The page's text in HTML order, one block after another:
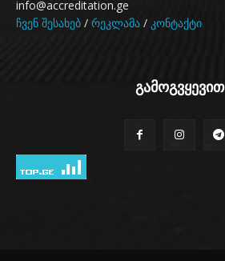
info@accreditation.ge
ჩვენ შესახებ / რეკლამა / კონტაქტი
გამოგვყევით